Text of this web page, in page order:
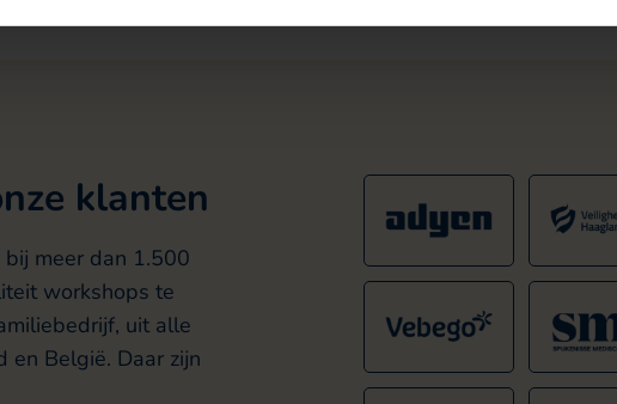
klanten
meer dan 1.500
workshops te
uit alle
en België. Daar zijn